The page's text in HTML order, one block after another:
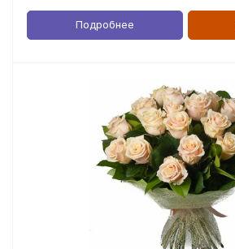
Подробнее